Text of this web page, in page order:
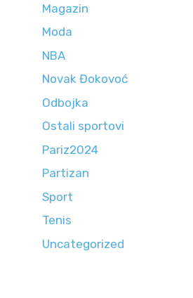
Magazin
Moda
NBA
Novak Đokovoć
Odbojka
Ostali sportovi
Pariz2024
Partizan
Sport
Tenis
Uncategorized